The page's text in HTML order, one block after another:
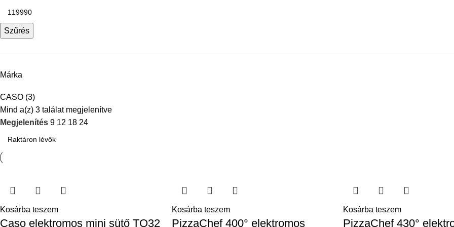
Szűrés
Márka
CASO (3)
Mind a(z) 3 találat megjelenítve
Megjelenítés 9 12 18 24
Kosárba teszem
Caso elektromos mini sütő TO32
Kosárba teszem
PizzaChef 400° elektromos
Kosárba teszem
PizzaChef 430°